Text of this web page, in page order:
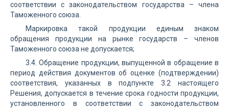
соответствии с законодательством государства – члена
Таможенного союза.
Маркировка такой продукции единым знаком
обращения продукции на рынке государств – членов
Таможенного союза не допускается;
3.4. Обращение продукции, выпущенной в обращение в
период действия документов об оценке (подтверждении)
соответствия, указанных в подпункте 3.2 настоящего
Решения, допускается в течение срока годности продукции,
установленного в соответствии с законодательством